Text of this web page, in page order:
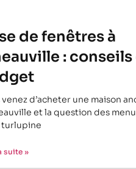
de fenêtres à
: conseils
venez d’acheter une maison
et la question des
turlupine
suite »